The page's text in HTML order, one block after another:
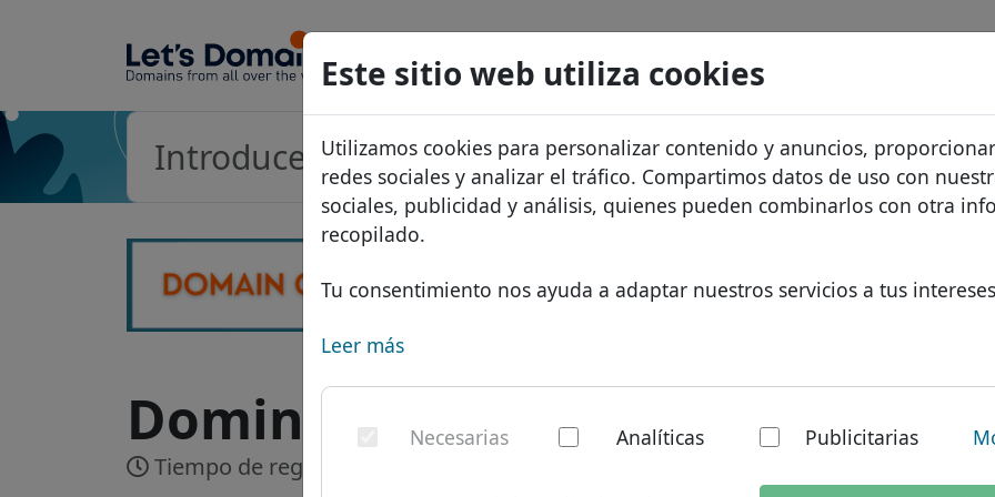
Este sitio web utiliza cookies
Utilizamos cookies para personalizar contenido y anuncios,
redes sociales y analizar el tráfico. Compartimos datos de uso con
sociales, publicidad y análisis, quienes pueden combinarlos con otra
recopilado.
Tu consentimiento nos ayuda a adaptar nuestros servicios a tus
Leer más
Necesarias Analíticas Publicitarias
Dominios
Base de datos de dominios
Dominios africanos
Dominios asiáticos
Dominios europeos
Dominios norteamericanos
Lista de precios
Descuentos
Transferir
Buscar
Protección de ID
Alojamiento DNS
WHOIS
Sobre
¿Por qué
Contacto
.plumbing Buscar
Dominio .plumbing - Nuevos
Tiempo de registro: